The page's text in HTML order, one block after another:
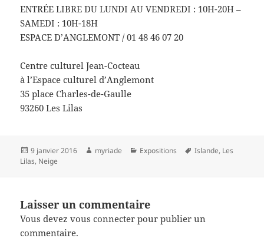
ENTRÉE LIBRE DU LUNDI AU VENDREDI : 10H-20H –
SAMEDI : 10H-18H
ESPACE D’ANGLEMONT / 01 48 46 07 20
Centre culturel Jean-Cocteau
à l’Espace culturel d’Anglemont
35 place Charles-de-Gaulle
93260 Les Lilas
Publié
le
9 janvier 2016 Auteur
myriade Catégories
Expositions
Mots-
Islande, Les
Lilas, Neige
Laisser un commentaire
Vous devezvous connecter pour publier un
commentaire.